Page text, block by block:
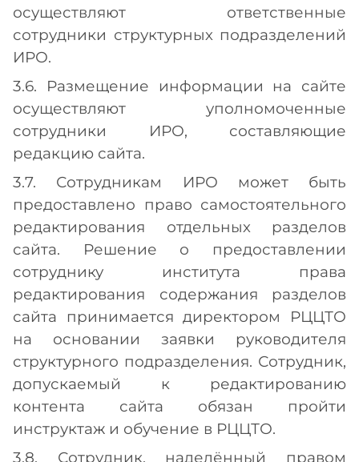
осуществляют ответственные
сотрудники структурных подразделений
ИРО.
3.6. Размещение информации на сайте
осуществляют уполномоченные
сотрудники ИРО, составляющие
редакцию сайта.
3.7. Сотрудникам ИРО может быть
предоставлено право самостоятельного
редактирования отдельных разделов
сайта. Решение о предоставлении
сотруднику института права
редактирования содержания разделов
сайта принимается директором РЦЦТО
на основании заявки руководителя
структурного подразделения. Сотрудник,
допускаемый к редактированию
контента сайта обязан пройти
инструктаж и обучение в РЦЦТО.
3.8. Сотрудник, наделённый правом